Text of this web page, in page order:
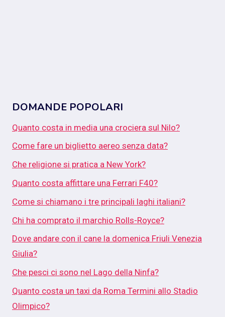
DOMANDE POPOLARI
Quanto costa in media una crociera sul Nilo?
Come fare un biglietto aereo senza data?
Che religione si pratica a New York?
Quanto costa affittare una Ferrari F40?
Come si chiamano i tre principali laghi italiani?
Chi ha comprato il marchio Rolls-Royce?
Dove andare con il cane la domenica Friuli Venezia
Giulia?
Che pesci ci sono nel Lago della Ninfa?
Quanto costa un taxi da Roma Termini allo Stadio
Olimpico?